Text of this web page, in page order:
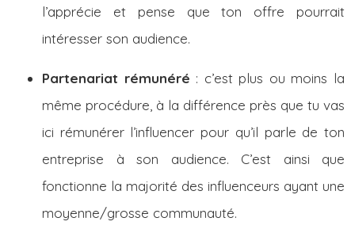
l’apprécie et pense que ton offre pourrait
intéresser son audience.
Partenariat rémunéré : c’est plus ou moins la
même procédure, à la différence près que tu vas
ici rémunérer l’influencer pour qu’il parle de ton
entreprise à son audience. C’est ainsi que
fonctionne la majorité des influenceurs ayant une
moyenne/grosse communauté.